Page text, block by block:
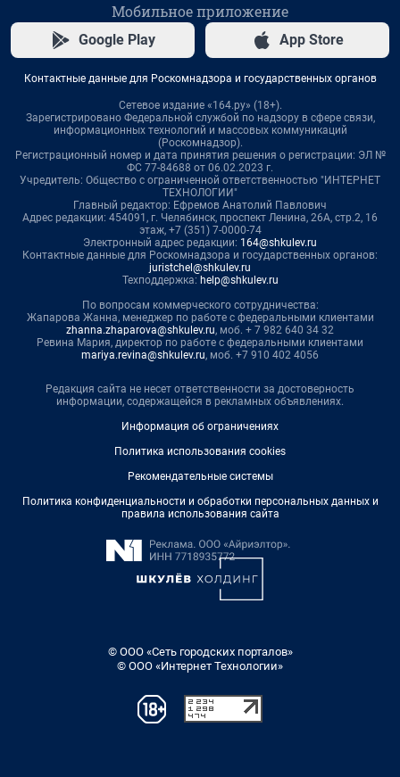
Мобильное приложение
Google Play App Store
Контактные данные для Роскомнадзора и государственных органов
Сетевое издание «164.ру» (18+).
Зарегистрировано Федеральной службой по надзору в сфере связи,
информационных технологий и массовых коммуникаций
(Роскомнадзор).
Регистрационный номер и дата принятия решения о регистрации: ЭЛ №
ФС 77-84688 от 06.02.2023 г.
Учредитель: Общество с ограниченной ответственностью "ИНТЕРНЕТ
ТЕХНОЛОГИИ"
Главный редактор: Ефремов Анатолий Павлович
Адрес редакции: 454091, г. Челябинск, проспект Ленина, 26А, стр.2, 16
этаж, +7 (351) 7-0000-74
Электронный адрес редакции: 164@shkulev.ru
Контактные данные для Роскомнадзора и государственных органов:
juristchel@shkulev.ru
Техподдержка: help@shkulev.ru
По вопросам коммерческого сотрудничества:
Жапарова Жанна, менеджер по работе с федеральными клиентами
zhanna.zhaparova@shkulev.ru, моб. + 7 982 640 34 32
Ревина Мария, директор по работе с федеральными клиентами
mariya.revina@shkulev.ru, моб. +7 910 402 4056
Редакция сайта не несет ответственности за достоверность
информации, содержащейся в рекламных объявлениях.
Информация об ограничениях
Политика использования cookies
Рекомендательные системы
Политика конфиденциальности и обработки персональных данных и
правила использования сайта
© ООО «Сеть городских порталов»
© ООО «Интернет Технологии»